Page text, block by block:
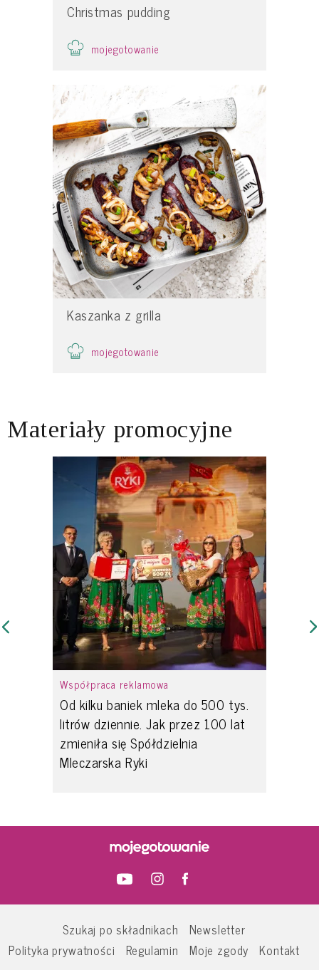
Christmas pudding
mojegotowanie
Kaszanka z grilla
mojegotowanie
Materiały promocyjne
Współpraca reklamowa
Od kilku baniek mleka do 500 tys.
litrów dziennie. Jak przez 100 lat
zmieniła się Spółdzielnia
Mleczarska Ryki
Szukaj po składnikach
Newsletter
Polityka prywatności
Regulamin Moje zgody Kontakt